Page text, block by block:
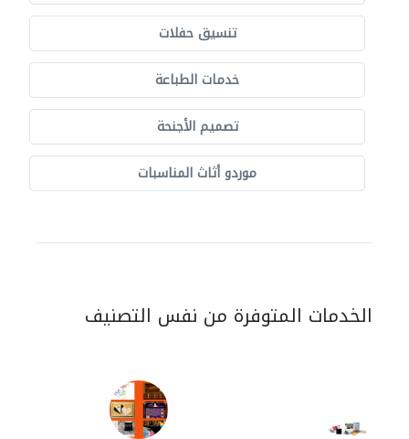
تنسيق حفلات
خدمات الطباعة
تصميم الأجنحة
موردو أثاث المناسبات
الخدمات المتوفرة من نفس التصنيف